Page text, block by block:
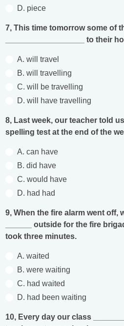
D. piece
7, This time tomorrow some of
__________________ to their
A. will travel
B. will travelling
C. will be travelling
D. will have travelling
8, Last week, our teacher told
spelling test at the end of the
A. can have
B. did have
C. would have
D. had had
9, When the fire alarm went off,
______ outside for the fire
took three minutes.
A. waited
B. were waiting
C. had waited
D. had been waiting
10, Every day our class